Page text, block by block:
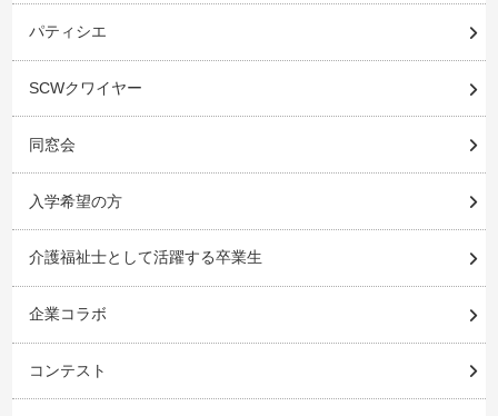
パティシエ
SCWクワイヤー
同窓会
入学希望の方
介護福祉士として活躍する卒業生
企業コラボ
コンテスト